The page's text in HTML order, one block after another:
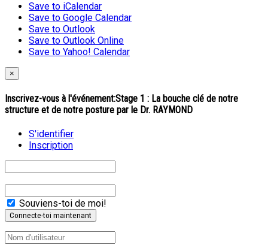
Save to iCalendar
Save to Google Calendar
Save to Outlook
Save to Outlook Online
Save to Yahoo! Calendar
×
Inscrivez-vous à l'événement:Stage 1 : La bouche clé de notre
structure et de notre posture par le Dr. RAYMOND
S'identifier
Inscription
Souviens-toi de moi!